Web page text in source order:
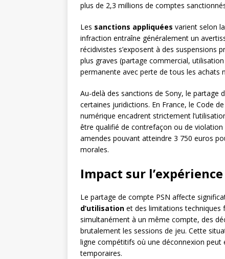
plus de 2,3 millions de comptes
Les sanctions appliquées varient selon
infraction entraîne généralement un
récidivistes s’exposent à des suspensions
plus graves (partage commercial,
permanente avec perte de tous les achats
Au-delà des sanctions de Sony, le partage
certaines juridictions. En France, le Code
numérique encadrent strictement
être qualifié de contrefaçon ou de
amendes pouvant atteindre 3 750 euros
morales.
Impact sur
Le partage de compte PSN affecte
d’utilisation et des limitations techniques
simultanément à un même compte, des
brutalement les sessions de jeu. Cette
ligne compétitifs où une déconnexion peut
temporaires.